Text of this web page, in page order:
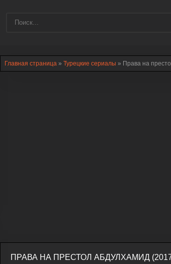
Главная страница » Турецкие сериалы » Права на
ПРАВА НА ПРЕСТОЛ АБДУЛХАМИД